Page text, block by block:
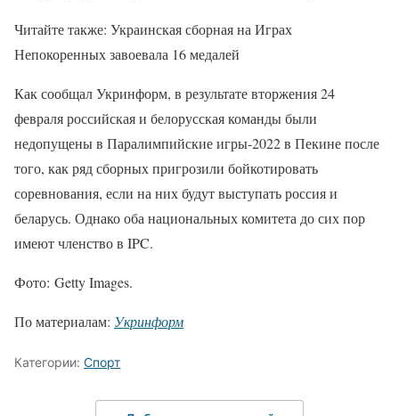
Читайте также: Украинская сборная на Играх
Непокоренных завоевала 16 медалей
Как сообщал Укринформ, в результате вторжения 24
февраля российская и белорусская команды были
недопущены в Паралимпийские игры-2022 в Пекине после
того, как ряд сборных пригрозили бойкотировать
соревнования, если на них будут выступать россия и
беларусь. Однако оба национальных комитета до сих пор
имеют членство в IPC.
Фото: Getty Images.
По материалам: Укринформ
Категории: Спорт